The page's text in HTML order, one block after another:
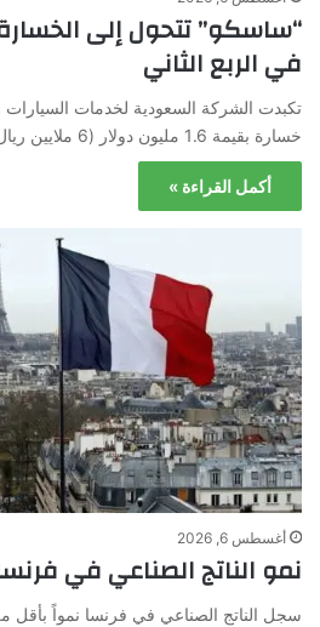
في الربع الثاني
تكبدت الشركة السعودية لخدمات
خسارة بقيمة 1.6 مليون دولار (6 ملايين ريال) خلال الربع الثاني من…
أكمل القراءة »
أغسطس 6, 2026
نمو الناتج الصناعي في
سجل الناتج الصناعي في فرنسا نمواً بأقل